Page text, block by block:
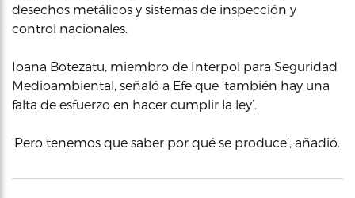
desechos metálicos y sistemas de inspección y
control nacionales.
Ioana Botezatu, miembro de Interpol para Seguridad
Medioambiental, señaló a Efe que ‘también hay una
falta de esfuerzo en hacer cumplir la ley’.
‘Pero tenemos que saber por qué se produce’, añadió.